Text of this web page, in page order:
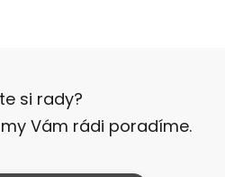
si rady?
Vám rádi poradíme.